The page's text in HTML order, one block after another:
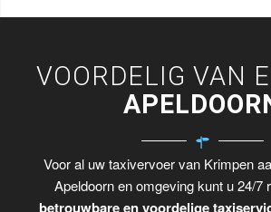
VOORDELIG VAN
Voor al uw taxivervoer van Krimpen
Apeldoorn en omgeving kunt u 24/7
betrouwbare en voordelige